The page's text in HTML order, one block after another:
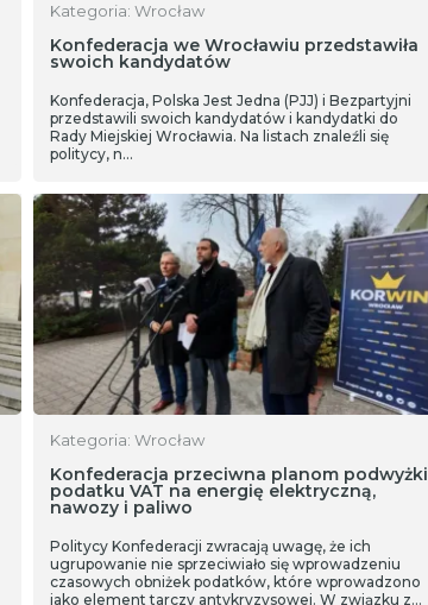
Kategoria: Wrocław
Konfederacja we Wrocławiu przedstawiła
swoich kandydatów
Konfederacja, Polska Jest Jedna (PJJ) i Bezpartyjni
przedstawili swoich kandydatów i kandydatki do
Rady Miejskiej Wrocławia. Na listach znaleźli się
politycy, n…
Kategoria: Wrocław
Konfederacja przeciwna planom podwyżki
podatku VAT na energię elektryczną,
nawozy i paliwo
Politycy Konfederacji zwracają uwagę, że ich
ugrupowanie nie sprzeciwiało się wprowadzeniu
czasowych obniżek podatków, które wprowadzono
jako element tarczy antykryzysowej. W związku z